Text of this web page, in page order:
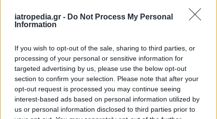
iatropedia.gr - Do Not Process My Personal
Information
If you wish to opt-out of the sale, sharing to third parties, or
processing of your personal or sensitive information for
targeted advertising by us, please use the below opt-out
section to confirm your selection. Please note that after your
opt-out request is processed you may continue seeing
interest-based ads based on personal information utilized by
us or personal information disclosed to third parties prior to